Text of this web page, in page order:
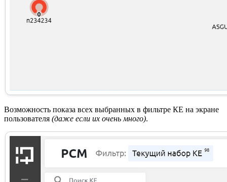
Возможность показа всех выбранных в фильтре КЕ на экране
пользователя (даже если их очень много).